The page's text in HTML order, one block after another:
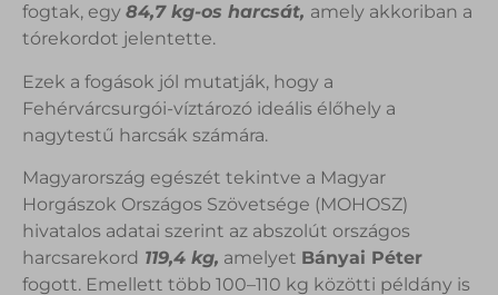
fogtak, egy 84,7 kg-os harcsát, amely akkoriban a
tórekordot jelentette.
Ezek a fogások jól mutatják, hogy a
Fehérvárcsurgói-víztározó ideális élőhely a
nagytestű harcsák számára.
Magyarország egészét tekintve a Magyar
Horgászok Országos Szövetsége (MOHOSZ)
hivatalos adatai szerint az abszolút országos
harcsarekord 119,4 kg, amelyet Bányai Péter
fogott. Emellett több 100–110 kg közötti példány is